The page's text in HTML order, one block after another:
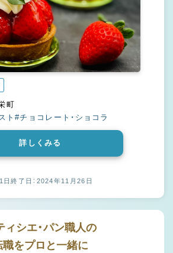
県 草加市 栄町
ト#チョコレート・ショコラ
詳しくみる
日終了日：2024年11月26日
ィシエ・パン職人の
職をプロと一緒に